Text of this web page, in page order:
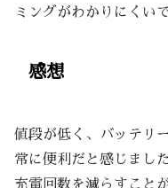
ミングがわかりにくいで
感想
値段が低く、バッテリ
常に便利だと感じまし
充電回数を減らすこと